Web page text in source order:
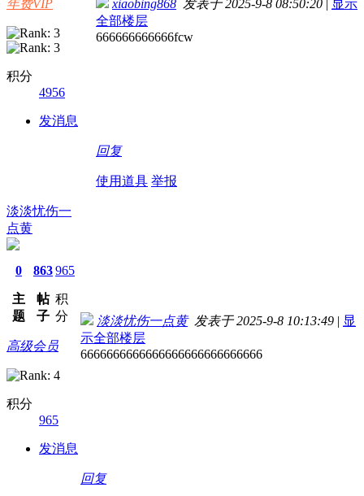
年费VIP
积分
4956
发消息
xiaobing868 发表于 2025-9-8 08:50:20 | 显示
全部楼层
666666666666fcw
回复
使用道具 举报
淡淡忧伤一
点黄
0
主
题
863
帖
子
965
积
分
高级会员
积分
965
发消息
淡淡忧伤一点黄发表于 2025-9-8 10:13:49 | 显
示全部楼层
6666666666666666666666666666
回复